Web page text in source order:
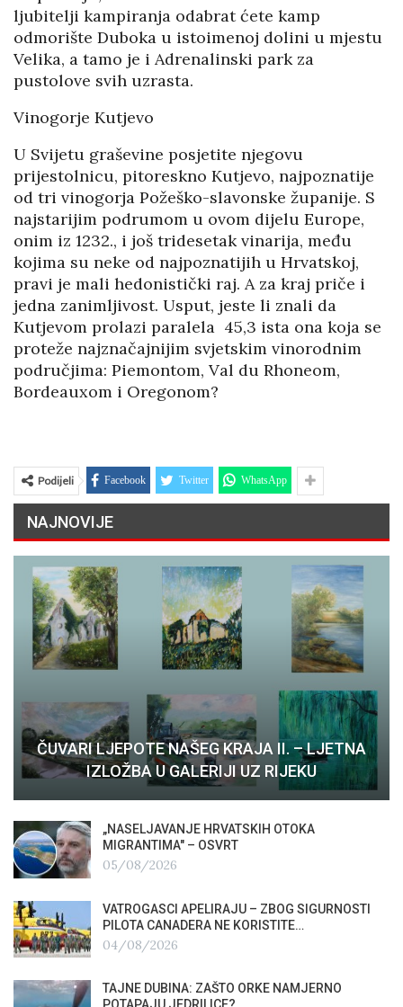
ljubitelji kampiranja odabrat ćete kamp
odmorište Duboka u istoimenoj dolini u mjestu
Velika, a tamo je i Adrenalinski park za
pustolove svih uzrasta.
Vinogorje Kutjevo
U Svijetu graševine posjetite njegovu
prijestolnicu, pitoreskno Kutjevo, najpoznatije
od tri vinogorja Požeško-slavonske županije. S
najstarijim podrumom u ovom dijelu Europe,
onim iz 1232., i još tridesetak vinarija, među
kojima su neke od najpoznatijih u Hrvatskoj,
pravi je mali hedonistički raj. A za kraj priče i
jedna zanimljivost. Usput, jeste li znali da
Kutjevom prolazi paralela 45,3 ista ona koja se
proteže najznačajnijim svjetskim vinorodnim
područjima: Piemontom, Val du Rhoneom,
Bordeauxom i Oregonom?
Podijeli Facebook Twitter WhatsApp
NAJNOVIJE
ČUVARI LJEPOTE NAŠEG KRAJA II. – LJETNA
IZLOŽBA U GALERIJI UZ RIJEKU
„NASELJAVANJE HRVATSKIH OTOKA
MIGRANTIMA″ – OSVRT
05/08/2026
VATROGASCI APELIRAJU – ZBOG SIGURNOSTI
PILOTA CANADERA NE KORISTITE…
04/08/2026
TAJNE DUBINA: ZAŠTO ORKE NAMJERNO